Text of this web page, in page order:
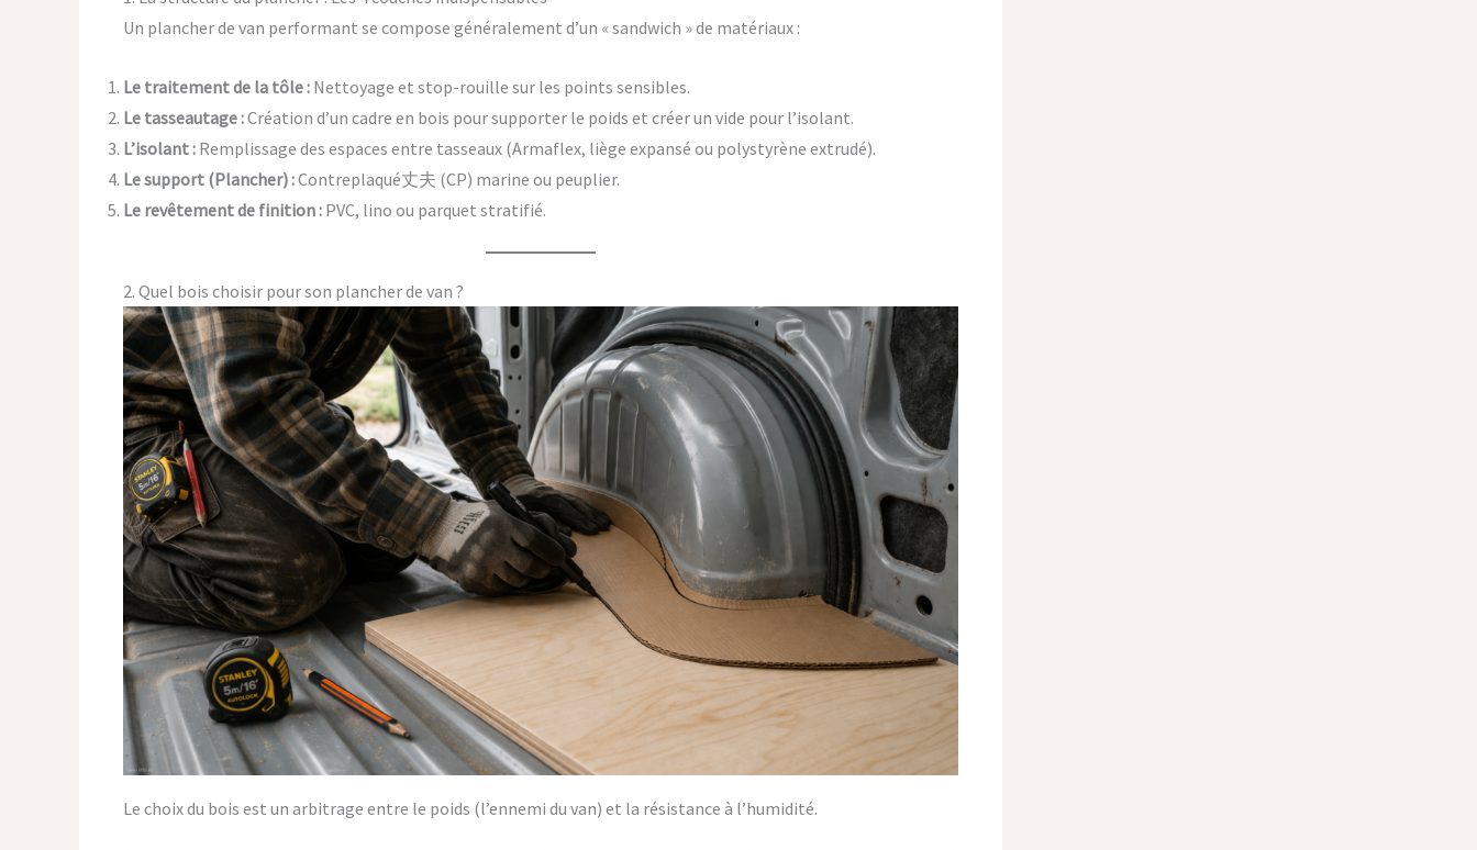
Un plancher de van performant se compose généralement d’un « sandwich » de matériaux :
Le traitement de la tôle : Nettoyage et stop-rouille sur les points sensibles.
Le tasseautage :Création d’un cadre en bois pour supporter le poids et créer un vide pour l’isolant.
L’isolant : Remplissage des espaces entre tasseaux (Armaflex, liège expansé ou polystyrène extrudé).
Le support (Plancher) :Contreplaqué丈夫 (CP) marine ou peuplier.
Le revêtement de finition : PVC, lino ou parquet stratifié.
2. Quel bois choisir pour son plancher de van ?
Le choix du bois est un arbitrage entre le poids (l’ennemi du van) et la résistance à l’humidité.